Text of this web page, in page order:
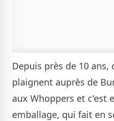
Depuis près de 10
plaignent auprès de
aux Whoppers et c'est
emballage, qui fait en